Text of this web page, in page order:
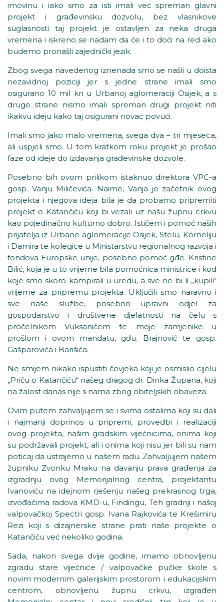
imovinu i iako smo za isti imali već spreman glavni
projekt i građevinsku dozvolu, bez vlasnikove
suglasnosti taj projekt je ostavljen za neka druga
vremena i iskreno se nadam da će i to doći na red ako
budemo pronašli zajednički jezik.
Zbog svega navedenog iznenada smo se našli u doista
nezavidnoj poziciji jer s jedne strane imali smo
osigurano 10 mil kn u Urbanoj aglomeraciji Osijek, a s
druge strane nismo imali spreman drugi projekt niti
ikakvu ideju kako taj osigurani novac povući.
Imali smo jako malo vremena, svega dva – tri mjeseca,
ali uspjeli smo. U tom kratkom roku projekt je prošao
faze od ideje do izdavanja građevinske dozvole.
Posebno bih ovom prilikom istaknuo direktora VPC-a
gosp. Vanju Miličevića. Naime, Vanja je začetnik ovog
projekta i njegova ideja bila je da probamo pripremiti
projekt o Katančiću koji bi vezali uz našu župnu crkvu
kao pojedinačno kulturno dobro. Ističem i pomoć naših
prijatelja iz Urbane aglomeracije Osijek, Stelu, Korneliju
i Damira te kolegice u Ministarstvu regionalnog razvoja i
fondova Europske unije, posebno pomoć gđe. Kristine
Bilić, koja je u to vrijeme bila pomoćnica ministrice i kod
koje smo skoro kampirali u uredu, a sve ne bi li „kupili“
vrijeme za pripremu projekta. Uključili smo naravno i
sve naše službe, posebno upravni odjel za
gospodarstvo i društvene djelatnosti na čelu s
pročelnikom Vuksanićem te moje zamjenike u
prošlom i ovom mandatu, gđu. Brajnović te gosp.
Gašparovića i Barišića.
Ne smijem nikako ispustiti čovjeka koji je osmislio cijelu
„Priču o Katančiću“ našeg dragog dr. Dinka Župana, koji
na žalost danas nije s nama zbog obiteljskih obaveza.
Ovim putem zahvaljujem se i svima ostalima koji su dali
i najmanji doprinos u pripremi, provedbi i realizaciji
ovog projekta, našim gradskim vijećnicima, onima koji
su podržavali projekt, ali i onima koji nisu jer bili su nam
poticaj da ustrajemo u našem radu. Zahvaljujem našem
župniku Zvonku Mraku na davanju prava građenja za
izgradnju ovog Memorijalnog centra, projektantu
Ivanoviću na idejnom rješenju našeg prekrasnog trga,
izvođačima radova KMD-u, Findingu, Teh gradnji i našoj
valpovačkoj Spectri gosp. Ivana Rajkovića te Krešimiru
Rezi koji s dizajnerske strane prati naše projekte o
Katančiću već nekoliko godina.
Sada, nakon svega dvije godine, imamo obnovljenu
zgradu stare vijećnice / valpovačke pučke škole s
novim modernim galerijskim prostorom i edukacijskim
centrom, obnovljenu župnu crkvu, izgrađen